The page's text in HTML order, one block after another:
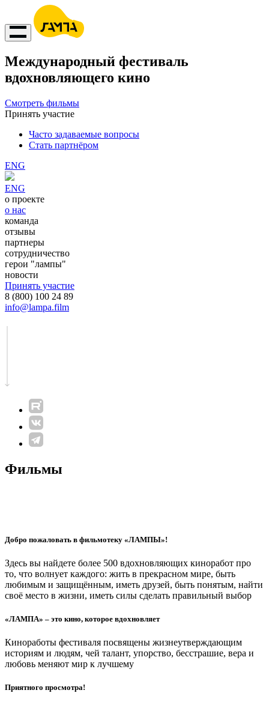
Международный фестиваль
вдохновляющего кино
Смотреть фильмы
Принять участие
Часто задаваемые вопросы
Стать партнёром
ENG
ENG
о проекте
о нас
команда
отзывы
партнеры
сотрудничество
герои "лампы"
новости
Принять участие
8 (800) 100 24 89
info@lampa.film
Фильмы
Добро пожаловать в фильмотеку «ЛАМПЫ»!
Здесь вы найдете более 500 вдохновляющих киноработ про
то, что волнует каждого: жить в прекрасном мире, быть
любимым и защищённым, иметь друзей, быть понятым, найти
своё место в жизни, иметь силы сделать правильный выбор
«ЛАМПА» – это кино, которое вдохновляет
Киноработы фестиваля посвящены жизнеутверждающим
историям и людям, чей талант, упорство, бесстрашие, вера и
любовь меняют мир к лучшему
Приятного просмотра!